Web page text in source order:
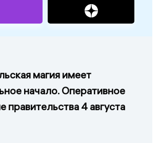
магия имеет
начало. Оперативное
правительства 4 августа